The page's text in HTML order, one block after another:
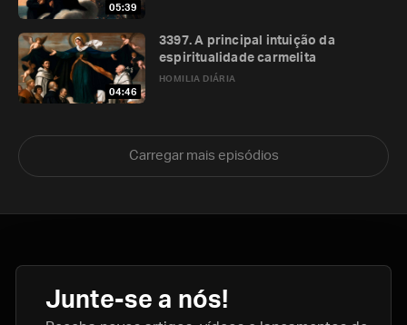
05:39
04:46
HOMILIA DIÁRIA
3397. A principal intuição da
espiritualidade carmelita
Carregar mais episódios
Junte-se a nós!